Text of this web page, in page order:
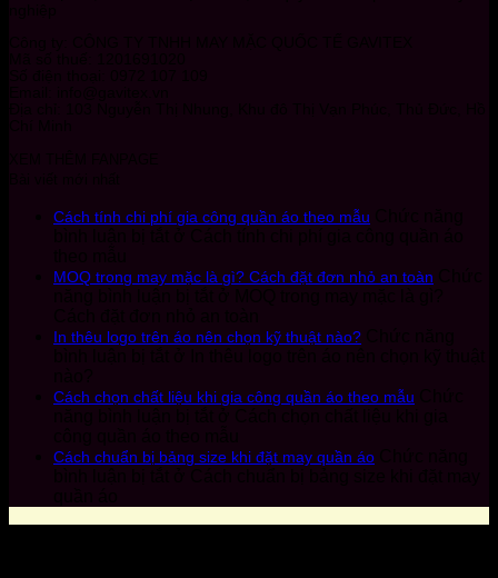
Cách tính chi phí gia công quần áo theo mẫu
MOQ trong may mặc là gì? Cách đặt đơn nhỏ an toàn
In thêu logo trên áo nên chọn kỹ thuật nào?
Cách chọn chất liệu khi gia công quần áo theo mẫu
Cách chuẩn bị bảng size khi đặt may quần áo